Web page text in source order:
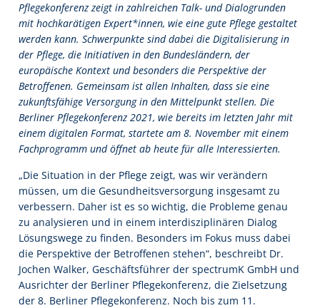
Pflegekonferenz zeigt in zahlreichen Talk- und Dialogrunden
mit hochkarätigen Expert*innen, wie eine gute Pflege gestaltet
werden kann. Schwerpunkte sind dabei die Digitalisierung in
der Pflege, die Initiativen in den Bundesländern, der
europäische Kontext und besonders die Perspektive der
Betroffenen. Gemeinsam ist allen Inhalten, dass sie eine
zukunftsfähige Versorgung in den Mittelpunkt stellen. Die
Berliner Pflegekonferenz 2021, wie bereits im letzten Jahr mit
einem digitalen Format, startete am 8. November mit einem
Fachprogramm und öffnet ab heute für alle Interessierten.
„Die Situation in der Pflege zeigt, was wir verändern
müssen, um die Gesundheitsversorgung insgesamt zu
verbessern. Daher ist es so wichtig, die Probleme genau
zu analysieren und in einem interdisziplinären Dialog
Lösungswege zu finden. Besonders im Fokus muss dabei
die Perspektive der Betroffenen stehen“, beschreibt Dr.
Jochen Walker, Geschäftsführer der spectrumK GmbH und
Ausrichter der Berliner Pflegekonferenz, die Zielsetzung
der 8. Berliner Pflegekonferenz. Noch bis zum 11.